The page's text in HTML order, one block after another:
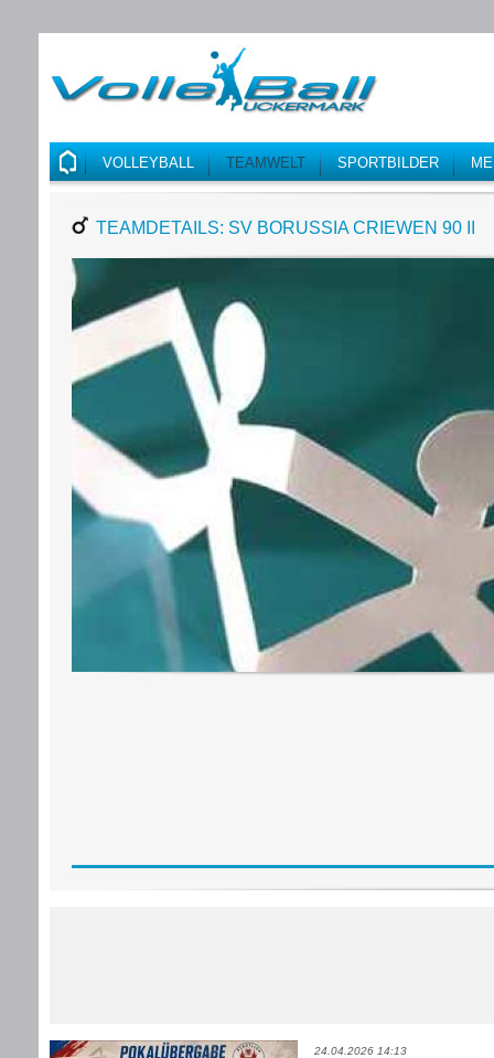
VOLLEYBALL TEAMWELT SPORTBILDER
TEAMDETAILS: SV BORUSSIA CRIEWEN 90 II
24.04.2026 14:13